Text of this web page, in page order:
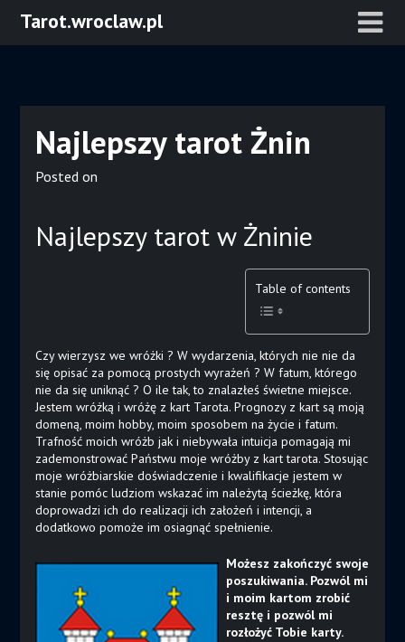
SkipTarot.wroclaw.pl
Najlepszy tarot Żnin
Posted on
Najlepszy tarot w Żninie
Table of contents
Czy wierzysz we wróżki ? W wydarzenia, których nie nie da
się opisać za pomocą prostych wyrażeń ? W fatum, którego
nie da się uniknąć ? O ile tak, to znalazłeś świetne miejsce.
Jestem wróżką i wróżę z kart Tarota. Prognozy z kart są moją
domeną, moim hobby, moim sposobem na życie i fatum.
Trafność moich wróżb jak i niebywała intuicja pomagają mi
zademonstrować Państwu moje wróżby z kart tarota. Stosując
moje wróżbiarskie doświadczenie i kwalifikacje jestem w
stanie pomóc ludziom wskazać im należytą ścieżkę, która
doprowadzi ich do realizacji ich założeń i intencji, a
dodatkowo pomoże im osiagnąć spełnienie.
Możesz zakończyć swoje
poszukiwania. Pozwól mi
i moim kartom zrobić
resztę i pozwól mi
rozłożyć Tobie karty.